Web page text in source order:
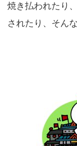
焼き払われたり
されたり、そん